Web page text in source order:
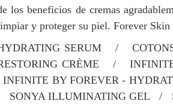
los beneficios de cremas
y proteger su piel. Forever Skin
SERUM /
CRÈME /
INFINITE BY FOREVER -
SONYA ILLUMINATING GEL /